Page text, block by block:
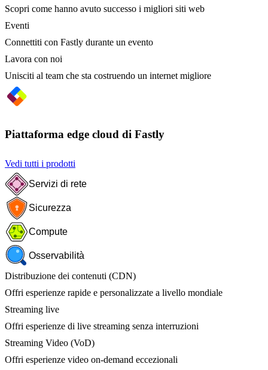
Scopri come hanno avuto successo i migliori siti web
Eventi
Connettiti con Fastly durante un evento
Lavora con noi
Unisciti al team che sta costruendo un internet migliore
Piattaforma edge cloud di Fastly
Vedi tutti i prodotti
Servizi di rete
Sicurezza
Compute
Osservabilità
Distribuzione dei contenuti (CDN)
Offri esperienze rapide e personalizzate a livello mondiale
Streaming live
Offri esperienze di live streaming senza interruzioni
Streaming Video (VoD)
Offri esperienze video on-demand eccezionali